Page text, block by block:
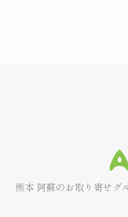
熊本 阿蘇のお取り寄せグ